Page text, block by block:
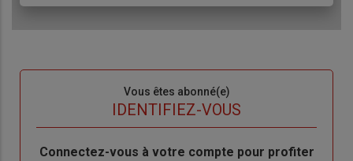
Vous êtes abonné(e)
IDENTIFIEZ-VOUS
Body
Connectez-vous à votre compte pour profiter